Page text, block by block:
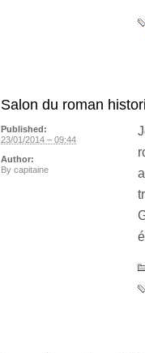
Salon du roman
Published:
23/01/2014 – 09:44
Author:
By capitaine